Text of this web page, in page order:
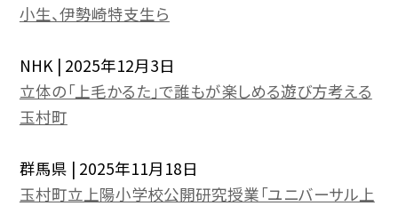
小生、伊勢崎特支生ら
NHK | 2025年12月3日
立体の「上毛かるた」で誰もが楽しめる遊び方考える
玉村町
群馬県 | 2025年11月18日
玉村町立上陽小学校公開研究授業「ユニバーサル上